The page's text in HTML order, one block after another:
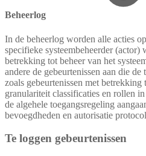
Beheerlog
In de beheerlog worden alle acties
specifieke systeembeheerder (actor)
betrekking tot beheer van het
andere de gebeurtenissen aan die
zoals gebeurtenissen met
granulariteit classificaties en rollen
de algehele toegangsregeling
bevoegdheden en autorisatie
Te loggen gebeurtenissen